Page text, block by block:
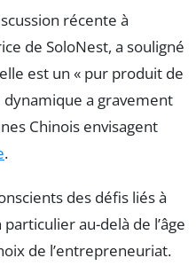
récente à
de SoloNest, a souligné
est un « pur produit de
dynamique a gravement
Chinois envisagent
.
des défis liés à
au-delà de l’âge
de l’entrepreneuriat.